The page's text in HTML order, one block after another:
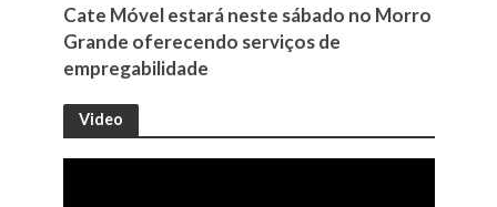
Cate Móvel estará neste sábado no Morro
Grande oferecendo serviços de
empregabilidade
Video